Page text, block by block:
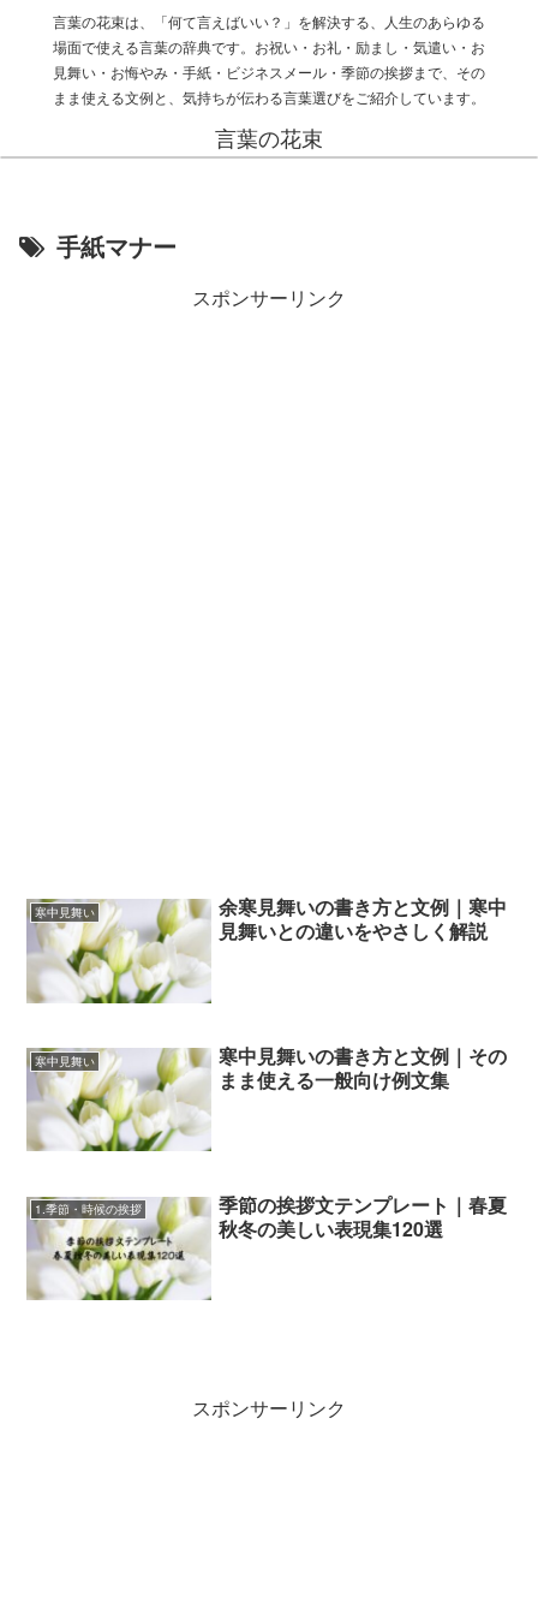
言葉の花束は、「何て言えばいい？」を解決する、人生のあらゆる
場面で使える言葉の辞典です。お祝い・お礼・励まし・気遣い・お
見舞い・お悔やみ・手紙・ビジネスメール・季節の挨拶まで、その
まま使える文例と、気持ちが伝わる言葉選びをご紹介しています。
言葉の花束
手紙マナー
スポンサーリンク
寒中見舞い
余寒見舞いの書き方と文例｜寒中
見舞いとの違いをやさしく解説
寒中見舞い
寒中見舞いの書き方と文例｜その
まま使える一般向け例文集
1.季節・時候の挨拶
季節の挨拶文テンプレート｜春夏
秋冬の美しい表現集120選
スポンサーリンク